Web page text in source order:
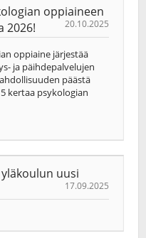
oppiaineen
2026!
20.10.2025
oppiaine järjestää
ja päihdepalvelujen
päästä
kertaa psykologian
uusi
17.09.2025